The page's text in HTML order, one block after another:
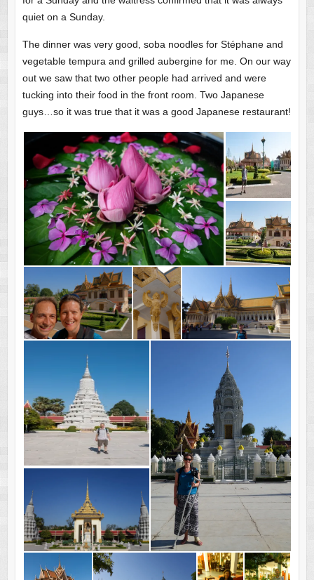
quiet on a Sunday.
The dinner was very good, soba noodles for Stéphane and
vegetable tempura and grilled aubergine for me. On our way
out we saw that two other people had arrived and were
tucking into their food in the front room. Two Japanese
guys…so it was true that it was a good Japanese restaurant!